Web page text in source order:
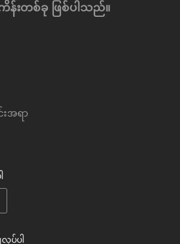
န်းတစ်ခု ဖြစ်ပါသည်။
းအရာ
ပ်ပါ